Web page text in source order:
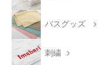
バスグッズ
刺繍